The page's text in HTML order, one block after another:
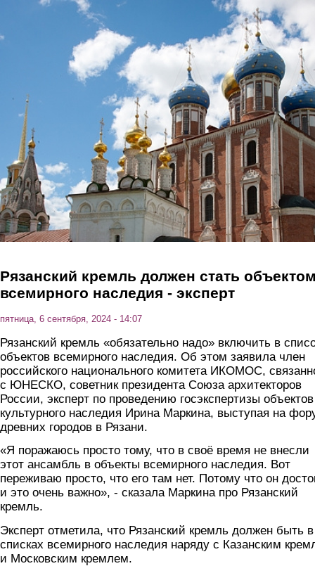
Перейти к основному содержанию
Рязанский кремль должен стать
всемирного наследия - эксперт
пятница, 6 сентября, 2024 - 14:07
Рязанский кремль «обязательно надо» включить в
объектов всемирного наследия. Об этом заявила член
российского национального комитета ИКОМОС,
с ЮНЕСКО, советник президента Союза архитекторов
России, эксперт по проведению госэкспертизы объектов
культурного наследия Ирина Маркина, выступая на
древних городов в Рязани.
«Я поражаюсь просто тому, что в своё время не внесли
этот ансамбль в объекты всемирного наследия. Вот
переживаю просто, что его там нет. Потому что он
и это очень важно», - сказала Маркина про Рязанский
кремль.
Эксперт отметила, что Рязанский кремль должен быть в
списках всемирного наследия наряду с Казанским
и Московским кремлем.